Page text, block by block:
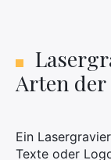
Arten
Ein
Texte oder